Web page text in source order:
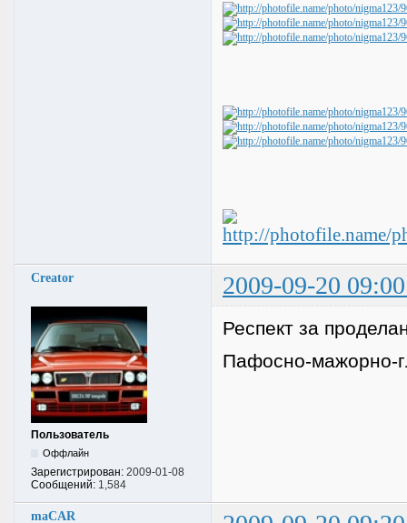
Creator 2009-09-20
Пользователь
Оффлайн
Зарегистрирован: 2009-01-08
Сообщений: 1,584
Респект за
Пафосно-мажорно-
maCAR